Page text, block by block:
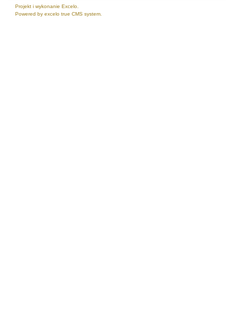
Projekt i wykonanie Excelo.
Powered by excelo true CMS system.